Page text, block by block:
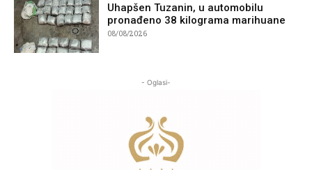
Uhapšen Tuzanin, u automobilu
pronađeno 38 kilograma marihuane
08/08/2026
- Oglasi-